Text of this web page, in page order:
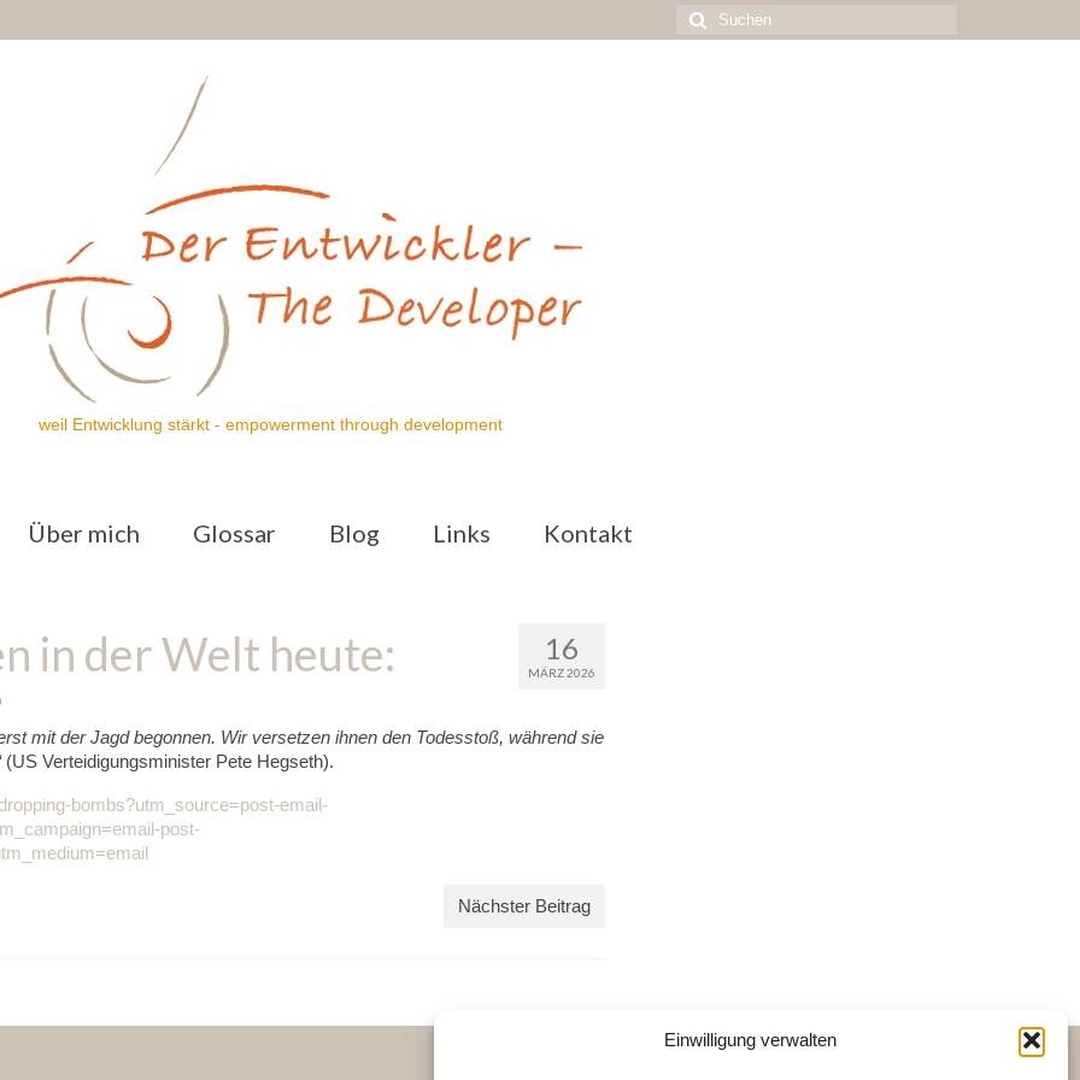
Einwilligung verwalten
Suchen
nach:
weil Entwicklung stärkt - empowerment through development
Über mich Glossar Blog Links Kontakt
16
MÄRZ 2026
in der Welt heute:
mit der Jagd begonnen. Wir versetzen ihnen den Todesstoß, während sie
(US Verteidigungsminister Pete Hegseth).
bombs?utm_source=post-email-
post-
Nächster Beitrag